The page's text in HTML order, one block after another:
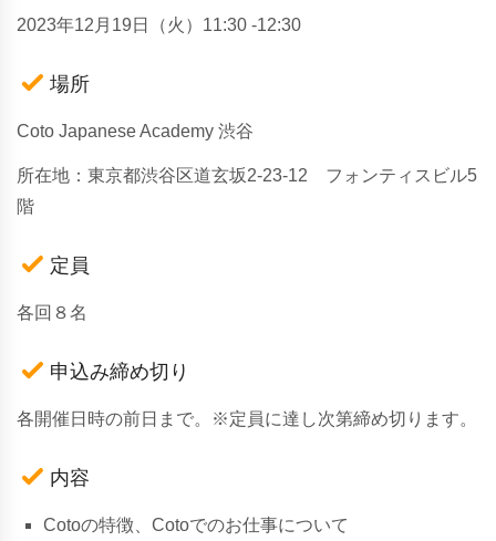
2023年12月19日（火）11:30 -12:30
場所
Coto Japanese Academy 渋谷
所在地：東京都渋谷区道玄坂2-23-12 フォンティスビル5
階
定員
各回８名
申込み締め切り
各開催日時の前日まで。※定員に達し次第締め切ります。
内容
Cotoの特徴、Cotoでのお仕事について